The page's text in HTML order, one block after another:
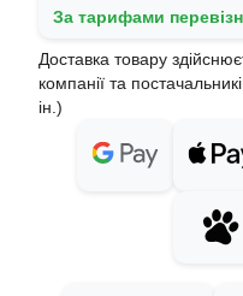
За тарифами
Доставка товару
компанії та
ін.)